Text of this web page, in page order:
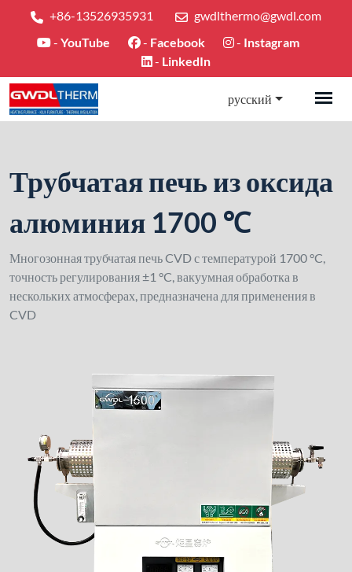
+86-13526935931
gwdlthermo@gwdl.com
- YouTube - Facebook - Instagram
- LinkedIn
русский
Трубчатая печь из оксида
алюминия 1700 ℃
Многозонная трубчатая печь CVD с температурой 1700 °C,
точность регулирования ±1 °C, вакуумная обработка в
нескольких атмосферах, предназначена для применения в
CVD